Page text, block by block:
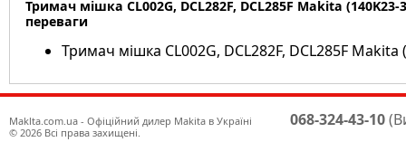
Тримач мішка CL002G, DCL282F, DCL285F Makita (140K23-
переваги
Тримач мішка CL002G, DCL282F, DCL285F Makita
Maklta.com.ua - Офіційний дилер Makita в Україні
© 2026 Всі права захищені.
068-324-43-10